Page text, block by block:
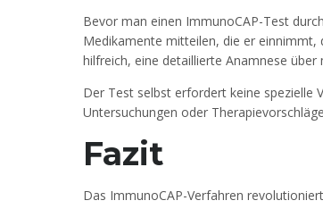
Bevor man einen ImmunoCAP-Test
Medikamente mitteilen, die er einnimmt,
hilfreich, eine detaillierte Anamnese
Der Test selbst erfordert keine spezielle
Untersuchungen oder
Fazit
Das ImmunoCAP-Verfahren